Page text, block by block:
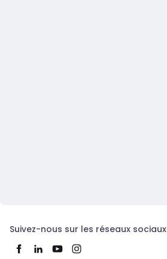
Suivez-nous sur les réseaux sociaux